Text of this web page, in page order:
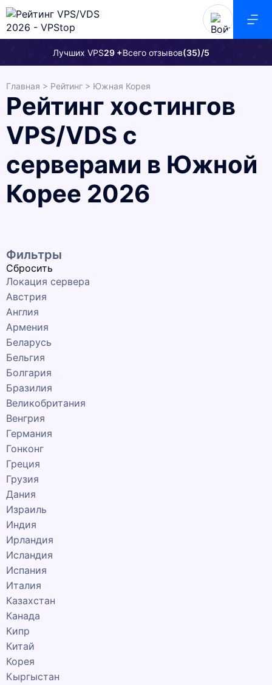
Лучших VPS29 +Всего отзывов(35)/5
Главная > Рейтинг > Южная Корея
Рейтинг хостингов
VPS/VDS с
серверами в Южной
Корее 2026
Фильтры
Сбросить
Локация сервера
Австрия
Англия
Армения
Беларусь
Бельгия
Болгария
Бразилия
Великобритания
Венгрия
Германия
Гонконг
Греция
Грузия
Дания
Израиль
Индия
Ирландия
Исландия
Испания
Италия
Казахстан
Канада
Кипр
Китай
Корея
Кыргыстан